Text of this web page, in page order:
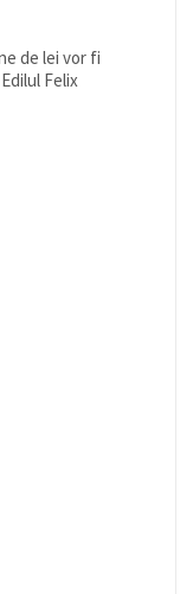
de lei vor fi
Felix